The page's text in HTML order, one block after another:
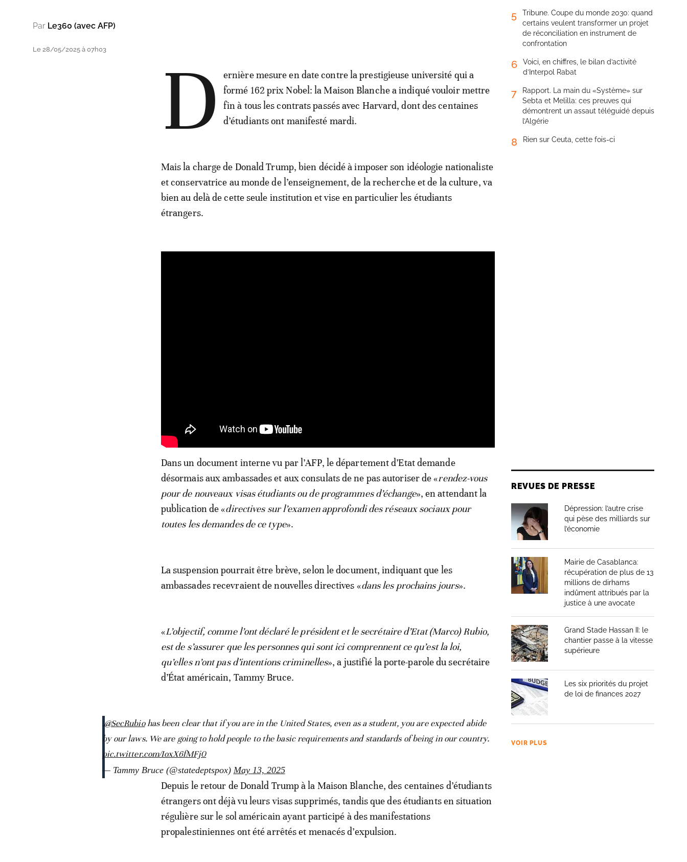
Par Le360 (avec AFP)
Le 28/05/2025 à 07h03 D
ernière mesure en date contre la prestigieuse université qui a
formé 162 prix Nobel: la Maison Blanche a indiqué vouloir mettre
fin à tous les contrats passés avec Harvard, dont des centaines
d’étudiants ont manifesté mardi.
Mais la charge de Donald Trump, bien décidé à imposer son idéologie nationaliste
et conservatrice au monde de l’enseignement, de la recherche et de la culture, va
bien au delà de cette seule institution et vise en particulier les étudiants
étrangers.
Dans un document interne vu par l’AFP, le département d’Etat demande
désormais aux ambassades et aux consulats de ne pas autoriser de «rendez-vous
pour de nouveaux visas étudiants ou de programmes d’échange», en attendant la
publication de «directives sur l’examen approfondi des réseaux sociaux pour
toutes les demandes de ce type».
La suspension pourrait être brève, selon le document, indiquant que les
ambassades recevraient de nouvelles directives «dans les prochains jours».
«L’objectif, comme l’ont déclaré le président et le secrétaire d’Etat (Marco) Rubio,
est de s’assurer que les personnes qui sont ici comprennent ce qu’est la loi,
qu’elles n’ont pas d’intentions criminelles», a justifié la porte-parole du secrétaire
d’État américain, Tammy Bruce.
.@SecRubiohas been clear that if you are in the United States, even as a student, you are expected abide
by our laws. We are going to hold people to the basic requirements and standards of being in our country.
pic.twitter.com/IoxX6fMFj0
— Tammy Bruce (@statedeptspox) May 13, 2025
Depuis le retour de Donald Trump à la Maison Blanche, des centaines d’étudiants
étrangers ont déjà vu leurs visas supprimés, tandis que des étudiants en situation
régulière sur le sol américain ayant participé à des manifestations
propalestiniennes ont été arrêtés et menacés d’expulsion.
5
Tribune. Coupe du monde 2030: quand
certains veulent transformer un projet
de réconciliation en instrument de
confrontation
6
Voici, en chiffres, le bilan d’activité
d’Interpol Rabat
7
Rapport. La main du «Système» sur
Sebta et Melilla: ces preuves qui
démontrent un assaut téléguidé depuis
l’Algérie
8 Rien sur Ceuta, cette fois-ci
REVUES DE PRESSE
Dépression: l’autre crise
qui pèse des milliards sur
l’économie
Mairie de Casablanca:
récupération de plus de 13
millions de dirhams
indûment attribués par la
justice à une avocate
Grand Stade Hassan II: le
chantier passe à la vitesse
supérieure
Les six priorités du projet
de loi de finances 2027
VOIR PLUS